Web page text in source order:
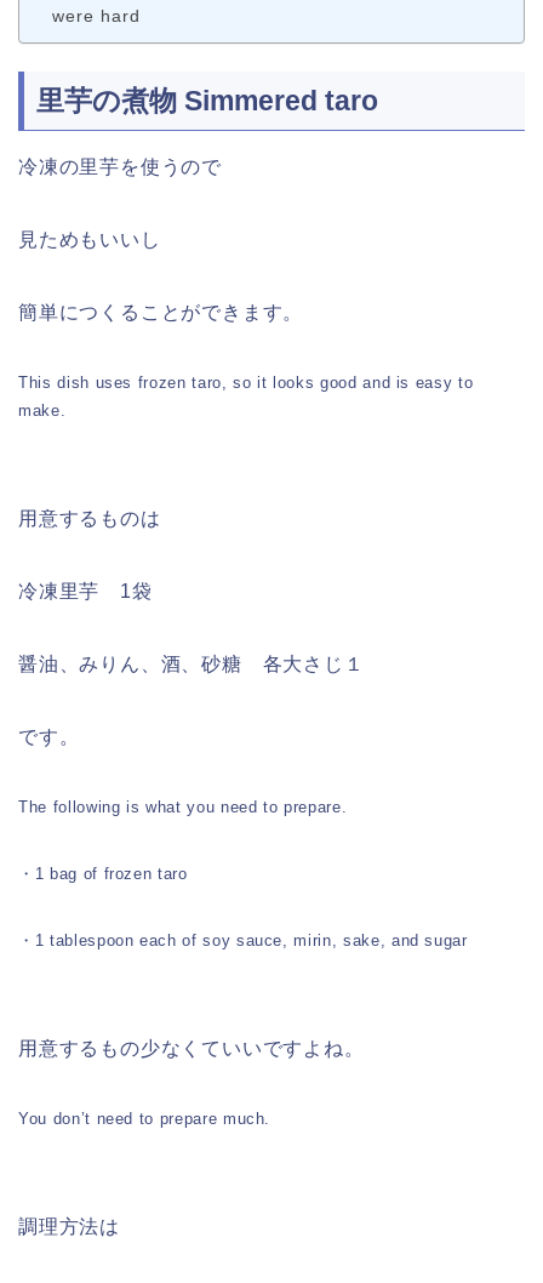
were hard
里芋の煮物 Simmered taro
冷凍の里芋を使うので
見ためもいいし
簡単につくることができます。
This dish uses frozen taro, so it looks good and is easy to
make.
用意するものは
冷凍里芋 1袋
醤油、みりん、酒、砂糖 各大さじ１
です。
The following is what you need to prepare.
・1 bag of frozen taro
・1 tablespoon each of soy sauce, mirin, sake, and sugar
用意するもの少なくていいですよね。
You don’t need to prepare much.
調理方法は